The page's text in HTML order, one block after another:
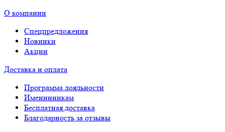
О компании
Спецпредложения
Новинки
Акции
Доставка и оплата
Программа лояльности
Именинникам
Бесплатная доставка
Благодарность за отзывы